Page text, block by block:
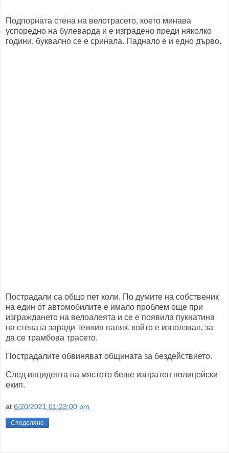
Подпорната стена на велотрасето, което минава
успоредно на булеварда и е изградено преди няколко
години, буквално се е сринала. Паднало е и едно дърво.
Пострадали са общо пет коли. По думите на собственик
на един от автомобилите е имало проблем още при
изграждането на велоалеята и се е появила пукнатина
на стената заради тежкия валяк, който е използван, за
да се трамбова трасето.
Пострадалите обвиняват общината за бездействието.
След инцидента на мястото беше изпратен полицейски
екип.
at 6/20/2021 01:23:00 pm
Споделяне